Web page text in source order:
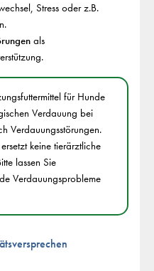
Stress oder z.B.
als
für Hunde
Verdauung bei
Verdauungsstörungen.
keine tierärztliche
lassen Sie
Verdauungsprobleme